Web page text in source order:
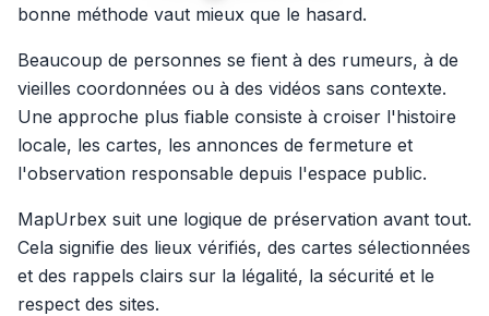
bonne méthode vaut mieux que le hasard.
Beaucoup de personnes se fient à des rumeurs, à de
vieilles coordonnées ou à des vidéos sans contexte.
Une approche plus fiable consiste à croiser l'histoire
locale, les cartes, les annonces de fermeture et
l'observation responsable depuis l'espace public.
MapUrbex suit une logique de préservation avant tout.
Cela signifie des lieux vérifiés, des cartes sélectionnées
et des rappels clairs sur la légalité, la sécurité et le
respect des sites.